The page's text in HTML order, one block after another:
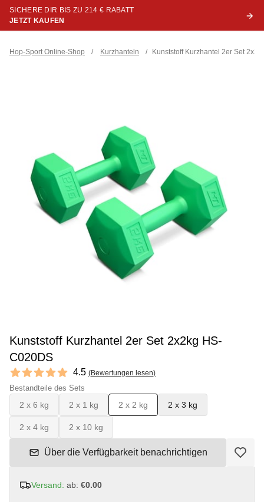
SICHERE DIR BIS ZU 214 € RABATT
JETZT KAUFEN
Hop-Sport Online-Shop / Kurzhanteln / Kunststoff Kurzhantel 2er Set
Kunststoff Kurzhantel 2er Set 2x2kg HS-
C020DS
Reviews
4.5 out of 5 stars 4.5 (Bewertungen lesen)
Bestandteile des Sets
2 x 6 kg 2 x 1 kg 2 x 2 kg 2 x 3 kg
2 x 4 kg 2 x 10 kg
Über die Verfügbarkeit benachrichtigen
Versand: ab: €0.00